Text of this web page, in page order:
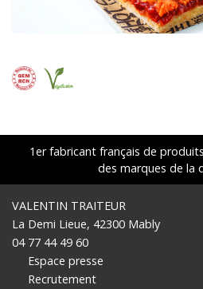
1er fabricant français de
des marques de la
VALENTIN TRAITEUR
La Demi Lieue, 42300 Mably
04 77 44 49 60
Espace presse
Recrutement